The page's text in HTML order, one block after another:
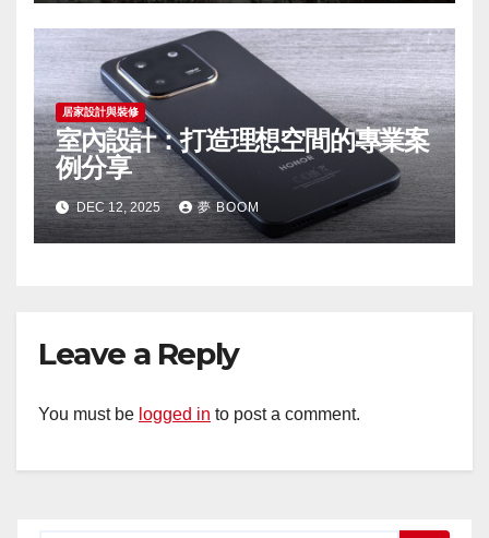
居家設計與裝修
室內設計：打造理想空間的專業案
例分享
DEC 12, 2025 夢 BOOM
Leave a Reply
You must be logged in to post a comment.